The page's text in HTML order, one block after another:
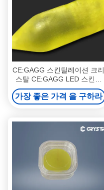
CE:GAGG 스킨틸레이션 크리
스탈 CE:GAGG LED 스킨틸
레이터
가장 좋은 가격 을 구하라